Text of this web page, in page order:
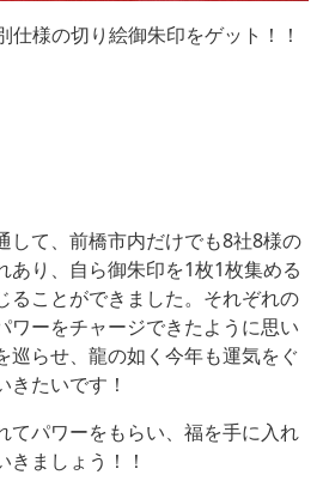
仕様の切り絵御朱印をゲット！！
して、前橋市内だけでも8社8様の
あり、自ら御朱印を1枚1枚集める
ることができました。それぞれの
ワーをチャージできたように思い
巡らせ、龍の如く今年も運気をぐ
きたいです！
てパワーをもらい、福を手に入れ
ましょう！！